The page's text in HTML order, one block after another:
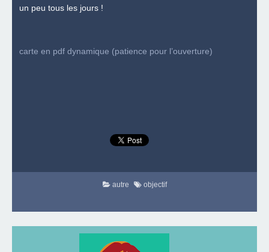
un peu tous les jours !
carte en pdf dynamique (patience pour l’ouverture)
autre objectif